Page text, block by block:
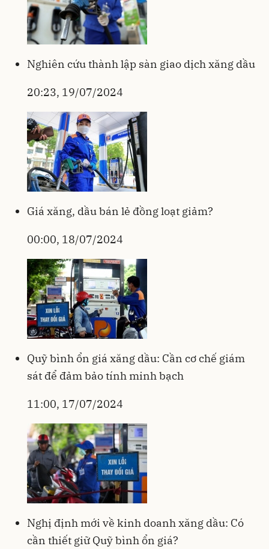
Nghiên cứu thành lập sàn giao dịch xăng dầu
20:23, 19/07/2024
Giá xăng, dầu bán lẻ đồng loạt giảm?
00:00, 18/07/2024
Quỹ bình ổn giá xăng dầu: Cần cơ chế giám
sát để đảm bảo tính minh bạch
11:00, 17/07/2024
Nghị định mới về kinh doanh xăng dầu: Có
cần thiết giữ Quỹ bình ổn giá?